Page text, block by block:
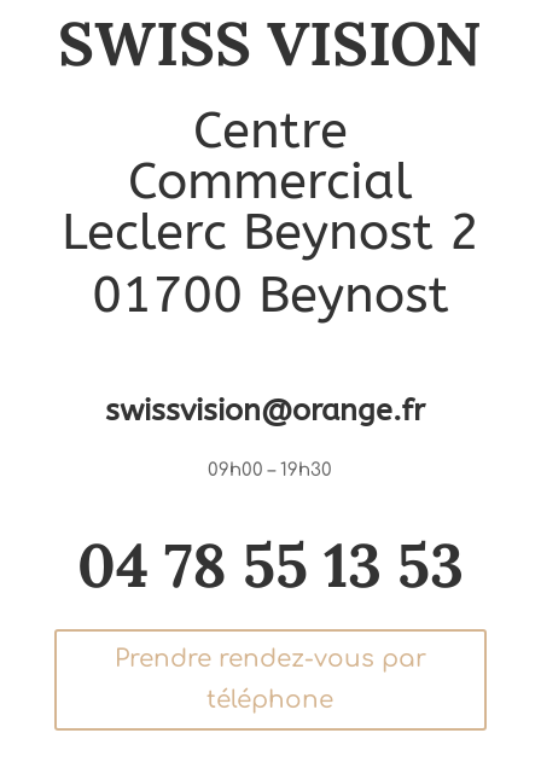
SWISS VISION
Centre
Commercial
Leclerc Beynost 2
01700 Beynost
swissvision@orange.fr
09h00 – 19h30
04 78 55 13 53
Prendre rendez-vous par
téléphone